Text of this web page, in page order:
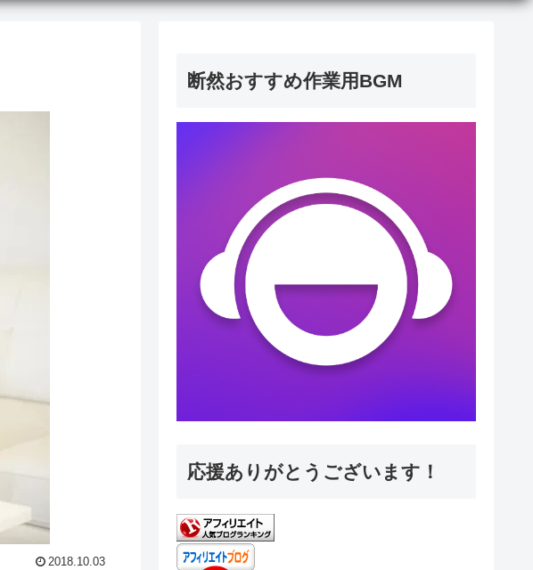
2018.10.03
断然おすすめ作業用BGM
応援ありがとうございます！